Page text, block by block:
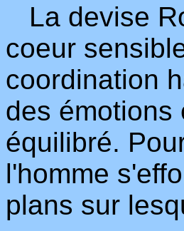
La devise
coeur
coordination
des émotions
équilibré.
l'homme
plans sur